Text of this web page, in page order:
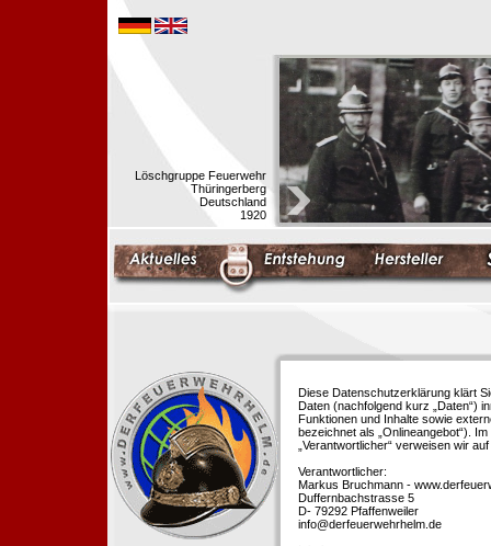
Löschgruppe Feuerwehr
Thüringerberg
Deutschland
1920
Diese Datenschutzerklärung klärt
Daten (nachfolgend kurz „Daten“)
Funktionen und Inhalte sowie
bezeichnet als „Onlineangebot“).
„Verantwortlicher“ verweisen wir
Verantwortlicher:
Markus Bruchmann -
Duffernbachstrasse 5
D- 79292 Pfaffenweiler
info@derfeuerwehrhelm.de